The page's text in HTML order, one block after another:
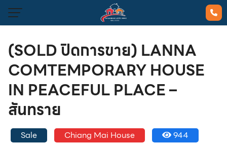
(SOLD ปิดการขาย) LANNA
COMTEMPORARY HOUSE
IN PEACEFUL PLACE –
สันทราย
Sale Chiang Mai House
944